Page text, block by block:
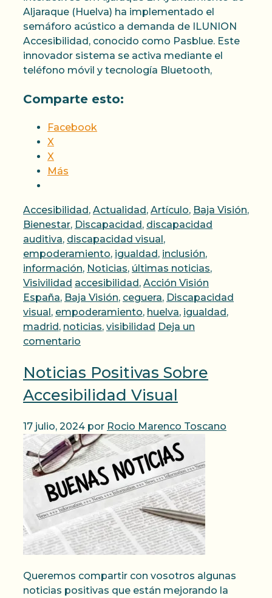
Aljaraque (Huelva) ha implementado el
semáforo acústico a demanda de ILUNION
Accesibilidad, conocido como Pasblue. Este
innovador sistema se activa mediante el
teléfono móvil y tecnología Bluetooth,
Comparte esto:
Facebook
X
X
Más
Categorías
Accesibilidad , Actualidad , Artículo, Baja Visión,
Bienestar, Discapacidad , discapacidad
auditiva, discapacidad visual ,
empoderamiento, igualdad , inclusión,
información, Noticias, últimas noticias,
Visivilidad Etiquetas
accesibilidad , Acción Visión
España, Baja Visión, ceguera, Discapacidad
visual , empoderamiento, huelva, igualdad ,
madrid , noticias, visibilidad Deja un
comentario
Noticias Positivas Sobre
Accesibilidad Visual
17 julio, 2024 por Rocio Marenco Toscano
Queremos compartir con vosotros algunas
noticias positivas que están mejorando la